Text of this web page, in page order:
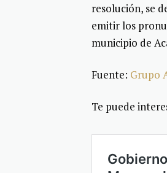
resolución, se
emitir los
municipio de
Fuente: Grupo
Te puede